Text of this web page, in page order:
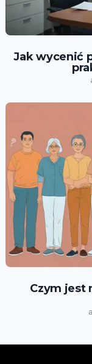
Jak wycenić
Czym jest